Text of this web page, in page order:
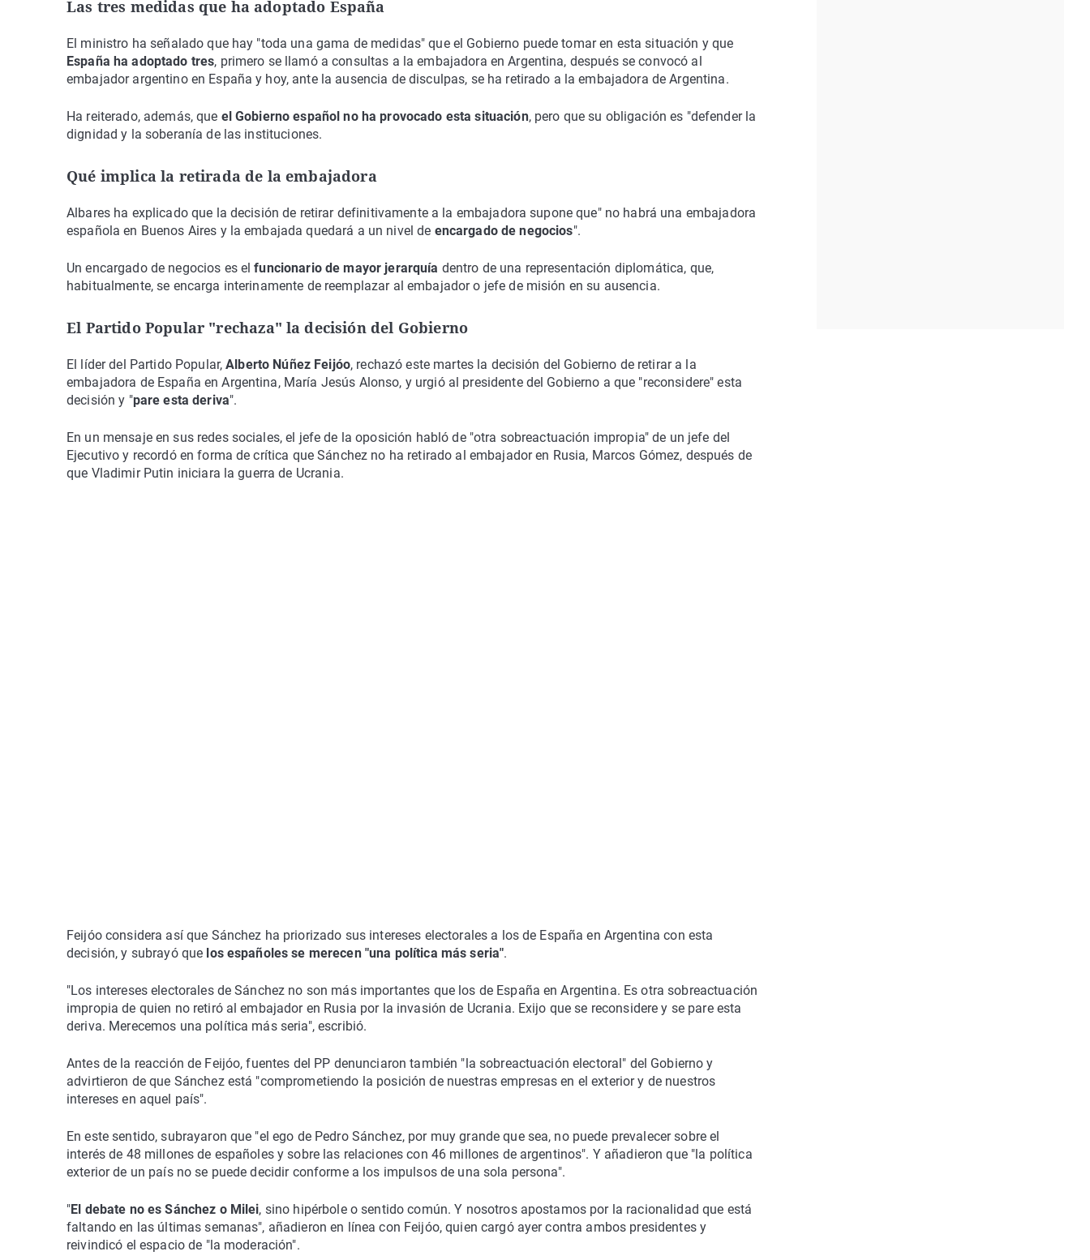
Las tres medidas que ha adoptado España
El ministro ha señalado que hay "toda una gama de medidas" que el Gobierno puede tomar en esta situación y que
España ha adoptado tres, primero se llamó a consultas a la embajadora en Argentina, después se convocó al
embajador argentino en España y hoy, ante la ausencia de disculpas, se ha retirado a la embajadora de Argentina.
Ha reiterado, además, que el Gobierno español no ha provocado esta situación, pero que su obligación es "defender la
dignidad y la soberanía de las instituciones.
Qué implica la retirada de la embajadora
Albares ha explicado que la decisión de retirar definitivamente a la embajadora supone que" no habrá una embajadora
española en Buenos Aires y la embajada quedará a un nivel de encargado de negocios".
Un encargado de negocios es elfuncionario de mayor jerarquía dentro de una representación diplomática, que,
habitualmente, se encarga interinamente de reemplazar al embajador o jefe de misión en su ausencia.
El Partido Popular "rechaza" la decisión del Gobierno
El líder del Partido Popular,Alberto Núñez Feijóo, rechazó este martes la decisión del Gobierno de retirar a la
embajadora de España en Argentina, María Jesús Alonso, y urgió al presidente del Gobierno a que "reconsidere" esta
decisión y "pare esta deriva".
En un mensaje en sus redes sociales, el jefe de la oposición habló de "otra sobreactuación impropia" de un jefe del
Ejecutivo y recordó en forma de crítica que Sánchez no ha retirado al embajador en Rusia, Marcos Gómez, después de
que Vladimir Putin iniciara la guerra de Ucrania.
Feijóo considera así que Sánchez ha priorizado sus intereses electorales a los de España en Argentina con esta
decisión, y subrayó que los españoles se merecen "una política más seria".
"Los intereses electorales de Sánchez no son más importantes que los de España en Argentina. Es otra sobreactuación
impropia de quien no retiró al embajador en Rusia por la invasión de Ucrania. Exijo que se reconsidere y se pare esta
deriva. Merecemos una política más seria", escribió.
Antes de la reacción de Feijóo, fuentes del PP denunciaron también "la sobreactuación electoral" del Gobierno y
advirtieron de que Sánchez está "comprometiendo la posición de nuestras empresas en el exterior y de nuestros
intereses en aquel país".
En este sentido, subrayaron que "el ego de Pedro Sánchez, por muy grande que sea, no puede prevalecer sobre el
interés de 48 millones de españoles y sobre las relaciones con 46 millones de argentinos". Y añadieron que "la política
exterior de un país no se puede decidir conforme a los impulsos de una sola persona".
"El debate no es Sánchez o Milei, sino hipérbole o sentido común. Y nosotros apostamos por la racionalidad que está
faltando en las últimas semanas", añadieron en línea con Feijóo, quien cargó ayer contra ambos presidentes y
reivindicó el espacio de "la moderación".